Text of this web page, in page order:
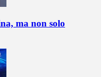
ma non solo